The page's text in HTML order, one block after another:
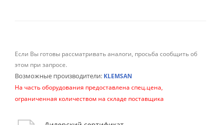
Если Вы готовы рассматривать аналоги, просьба сообщить об
этом при запросе.
Возможные производители: KLEMSAN
На часть оборудования предоставлена спец.цена,
ограниченная количеством на складе поставщика